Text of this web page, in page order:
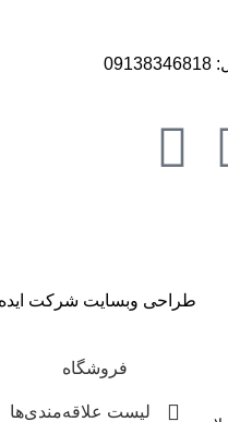
طراحی وبسایت شرکت
فروشگاه
لیست علاقه‌مندی‌ها